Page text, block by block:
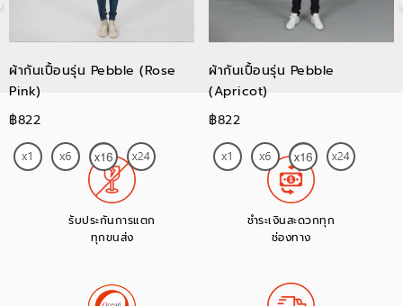
ผ้ากันเปื้อนรุ่น Pebble (Rose
Pink)
฿822
ผ้ากันเปื้อนรุ่น Pebble
(Apricot)
฿822
รับประกันการแตก
ทุกขนส่ง
ชำระเงินสะดวกทุก
ช่องทาง